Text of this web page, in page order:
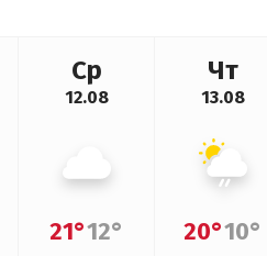
Ср
12.08
21°12°
Чт
13.08
20°10°